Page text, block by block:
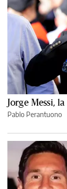
Jorge Messi,
Pablo Perantuono